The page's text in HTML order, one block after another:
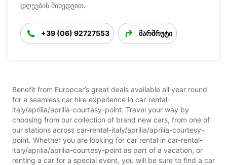
დღეების მიხედვით.
+39 (06) 92727553 მარშრუტი
Benefit from Europcar’s great deals available all year round
for a seamless car hire experience in car-rental-
italy/aprilia/aprilia-courtesy-point. Travel your way by
choosing from our collection of brand new cars, from one of
our stations across car-rental-italy/aprilia/aprilia-courtesy-
point. Whether you are looking for car rental in car-rental-
italy/aprilia/aprilia-courtesy-point as part of a vacation, or
renting a car for a special event, you will be sure to find a car